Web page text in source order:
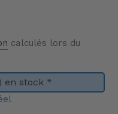
calculés lors du
en stock *